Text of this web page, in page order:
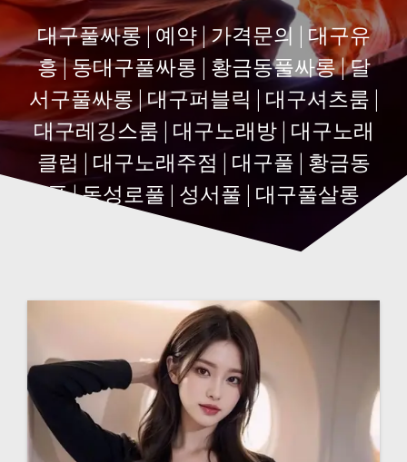
대구풀싸롱 | 예약 | 가격문의 | 대구유
흥 | 동대구풀싸롱 | 황금동풀싸롱 | 달
서구풀싸롱 | 대구퍼블릭 | 대구셔츠룸 |
대구레깅스룸 | 대구노래방 | 대구노래
클럽 | 대구노래주점 | 대구풀 | 황금동
풀 | 동성로풀 | 성서풀 | 대구풀살롱